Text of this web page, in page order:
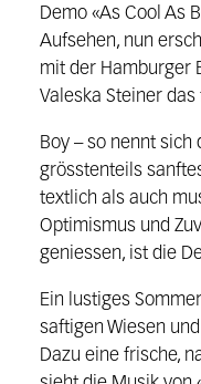
Demo «As Cool As
Aufsehen, nun
mit der Hamburger
Valeska Steiner das
Boy – so nennt sich
grösstenteils
textlich als auch
Optimismus und
geniessen, ist die
Ein lustiges
saftigen Wiesen
Dazu eine frische,